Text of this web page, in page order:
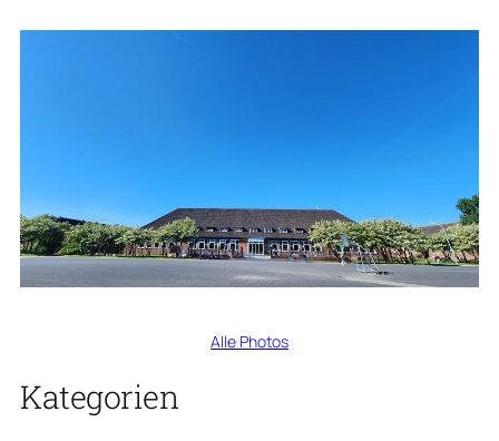
Alle Photos
Kategorien